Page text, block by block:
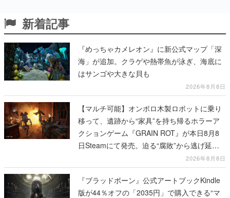
新着記事
『めっちゃカメレオン』に新公式マップ「深
海」が追加。クラゲや熱帯魚が泳ぎ、海底に
はサンゴや大きな貝も
2026年8月8日
【マルチ可能】オンボロ木製ロボットに乗り
移って、遺跡から“家具”を持ち帰るホラーア
クションゲーム『GRAIN ROT』が本日8月8
日Steamにて発売。迫る“腐敗”から逃げ延
2026年8月8日
『ブラッドボーン』公式アートブックKindle
版が44％オフの「2035円」で購入できる“マ